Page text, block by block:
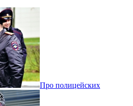
Про полицейских